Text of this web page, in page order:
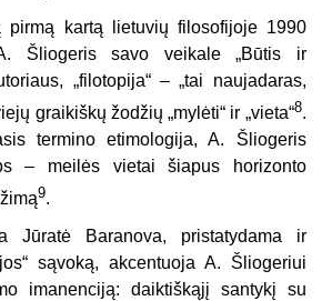
pirmą kartą lietuvių filosofijoje 1990
Šliogeris savo veikale „Būtis ir
„filotopija“ – „tai naujadaras,
graikiškų žodžių „mylėti“ ir „vieta“8.
termino etimologija, A. Šliogeris
– meilės vietai šiapus horizonto
9.
Jūratė Baranova, pristatydama ir
sąvoką, akcentuoja A. Šliogeriui
imanenciją: daiktiškąjį santykį su